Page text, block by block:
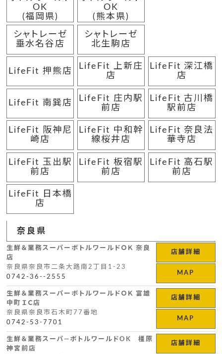
OK
(福岡県)
OK
(熊本県)
シャトレーゼ
垂水名谷店
シャトレーゼ
北生駒店
LifeFit 押熊店
LifeFit 上新庄
店
LifeFit 深江橋
店
LifeFit 南巽店
LifeFit 庄内駅
前店
LifeFit 古川橋
駅前店
LifeFit 阪神尼
崎店
LifeFit 中和幹
線桜井店
LifeFit 奈良法
華寺店
LifeFit 玉出駅
前店
LifeFit 板宿駅
前店
LifeFit 高石駅
前店
LifeFit 日本橋
店
奈良県
生鮮＆業務スーパーボトルワールドＯＫ 奈良
店
奈良県奈良市二条大路南2丁目1-23
0742-36--2555
店舗詳細
MAP
生鮮＆業務スーパーボトルワールドＯＫ 富雄
中町ＩＣ店
奈良県奈良市石木町77番地
0742-53-7701
店舗詳細
MAP
生鮮＆業務スーパ―ボトルワールドOK 橿原
神宮前店
店舗詳細